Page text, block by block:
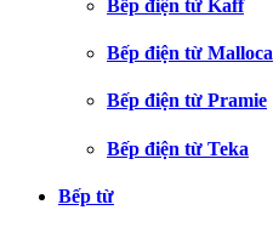
Bếp điện từ Kaff
Bếp điện từ Malloca
Bếp điện từ Pramie
Bếp điện từ Teka
Bếp từ